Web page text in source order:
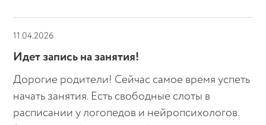
11.04.2026
Идет запись на занятия!
Дорогие родители! Сейчас самое время успеть
начать занятия. Есть свободные слоты в
расписании у логопедов и нейропсихологов.